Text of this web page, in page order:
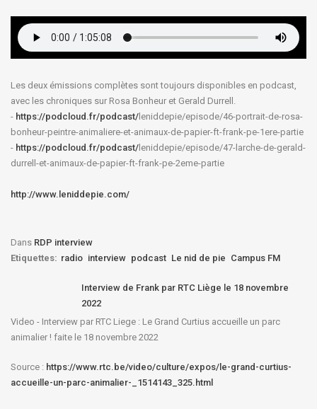
Les deux émissions complètes sont toujours disponibles en podcast,
avec les chroniques sur Rosa Bonheur et Gerald Durrell.
- https://podcloud.fr/podcast/ leniddepie/episode/46-portrait-de-rosa-
bonheur-peintre-animaliere-et-animaux-de-papier-ft-frank-pe-1ere-partie
- https://podcloud.fr/podcast/ leniddepie/episode/47-larche-de-gerald-
durrell-et-animaux-de-papier-ft-frank-pe-2eme-partie
http://www.leniddepie.com/
Dans RDP interview
Etiquettes: radio interview podcast Le nid de pie Campus FM
Interview de Frank par RTC Liège le 18 novembre
2022
Video - Interview par RTC Liege : Le Grand Curtius accueille un parc
animalier ! faite le 18 novembre 2022
Source : https://www.rtc.be/video/culture/expos/le-grand-curtius-
accueille-un-parc-animalier-_1514143_325.html